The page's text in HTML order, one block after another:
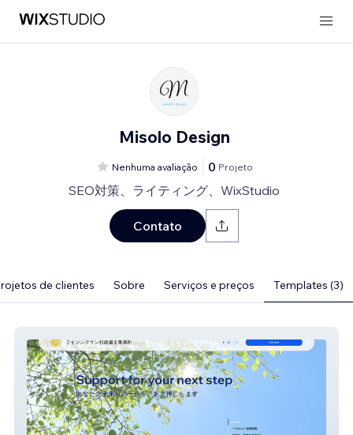
Misolo Design
Nenhuma avaliação 0 Projeto
SEO対策、ライティング、WixStudio
Contato
de clientes Sobre Serviços e preços Templates (3)